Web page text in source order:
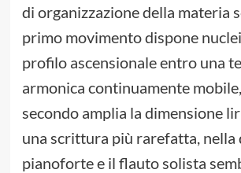
di organizzazione della materia
primo movimento dispone
profilo ascensionale entro una
armonica continuamente
secondo amplia la dimensione
una scrittura più rarefatta, nella
pianoforte e il flauto solista